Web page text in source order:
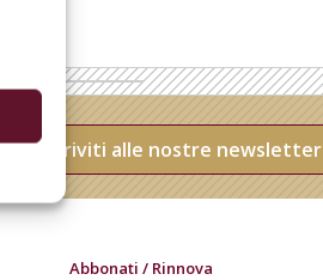
Iscriviti alle nostre newsletter
Abbonati / Rinnova